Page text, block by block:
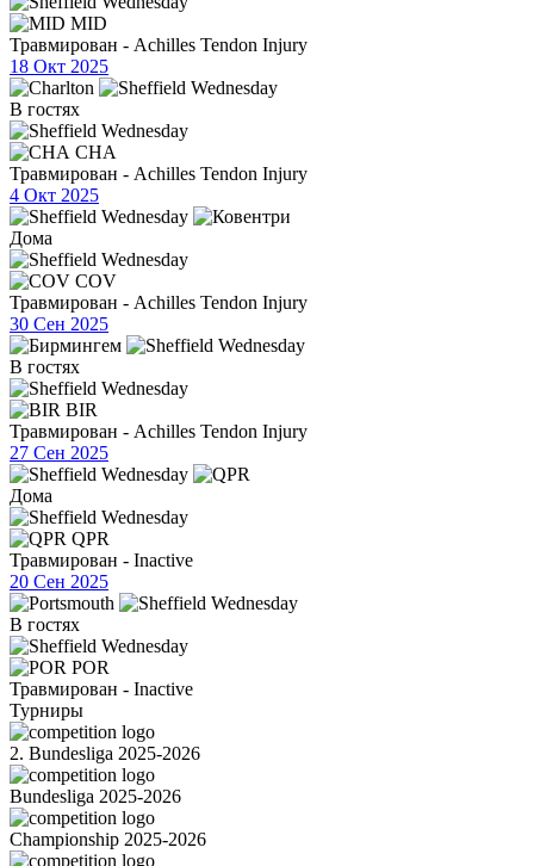
MID
Травмирован - Achilles Tendon Injury
18 Окт 2025
В гостях
CHA
Травмирован - Achilles Tendon Injury
4 Окт 2025
Дома
COV
Травмирован - Achilles Tendon Injury
30 Сен 2025
В гостях
BIR
Травмирован - Achilles Tendon Injury
27 Сен 2025
Дома
QPR
Травмирован - Inactive
20 Сен 2025
В гостях
POR
Травмирован - Inactive
Турниры
2. Bundesliga 2025-2026
Bundesliga 2025-2026
Championship 2025-2026